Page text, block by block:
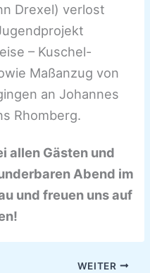
Drexel) verlost
– Kuschel-
Maßanzug von
an Johannes
Rhomberg.
allen Gästen und
Abend im
und freuen uns auf
WEITER